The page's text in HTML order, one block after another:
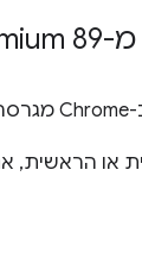
או הראשית,